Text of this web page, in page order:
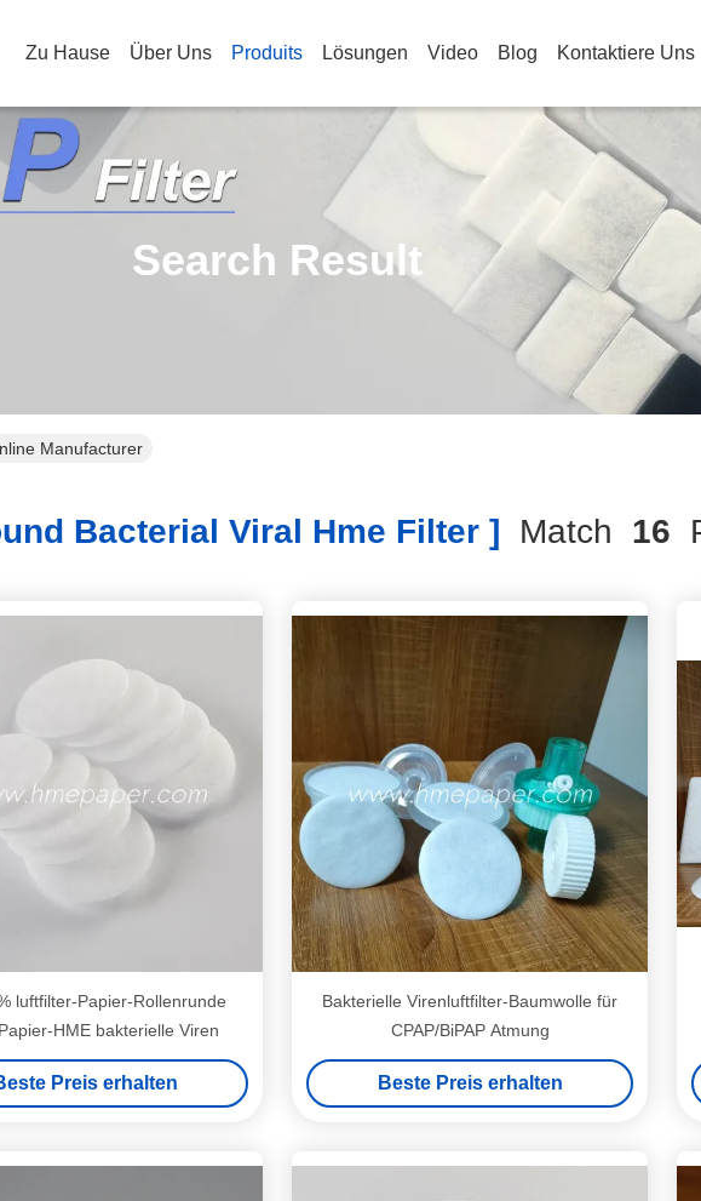
Zu Hause Über Uns Produits Lösungen Video Blog Kontaktiere Uns
Search Result
Manufacturer
Bacterial Viral Hme Filter ] Match 16
luftfilter-Papier-Rollenrunde
HME bakterielle Viren
Preis erhalten
Bakterielle Virenluftfilter-Baumwolle für
CPAP/BiPAP Atmung
Beste Preis erhalten